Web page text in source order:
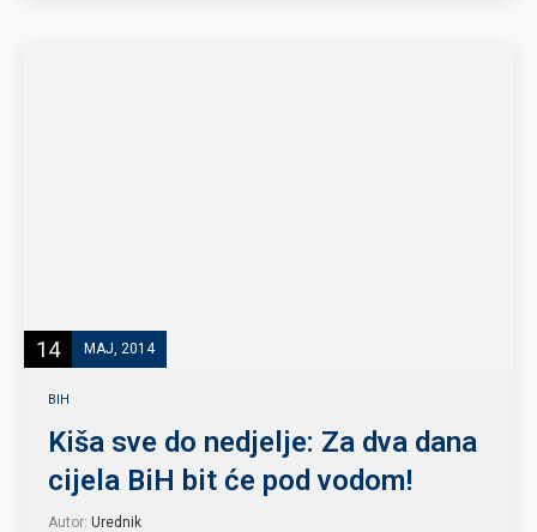
14 MAJ, 2014
BIH
Kiša sve do nedjelje: Za dva dana
cijela BiH bit će pod vodom!
Autor: Urednik